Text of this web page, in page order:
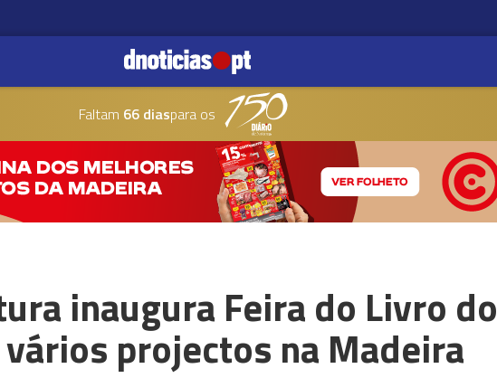
Faltam 66 diaspara os
inaugura Feira do Livro do
projectos na Madeira